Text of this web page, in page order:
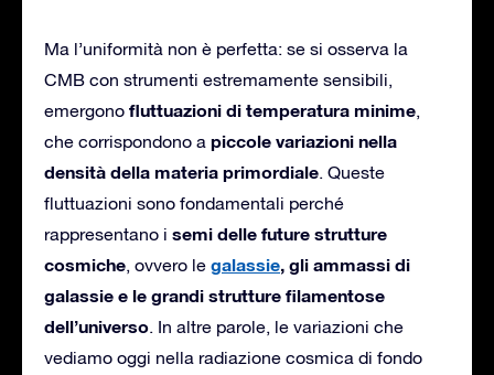
Ma l’uniformità non è perfetta: se si osserva la
CMB con strumenti estremamente sensibili,
emergono fluttuazioni di temperatura minime,
che corrispondono a piccole variazioni nella
densità della materia primordiale. Queste
fluttuazioni sono fondamentali perché
rappresentano i semi delle future strutture
cosmiche, ovvero le galassie, gli ammassi di
galassie e le grandi strutture filamentose
dell’universo. In altre parole, le variazioni che
vediamo oggi nella radiazione cosmica di fondo